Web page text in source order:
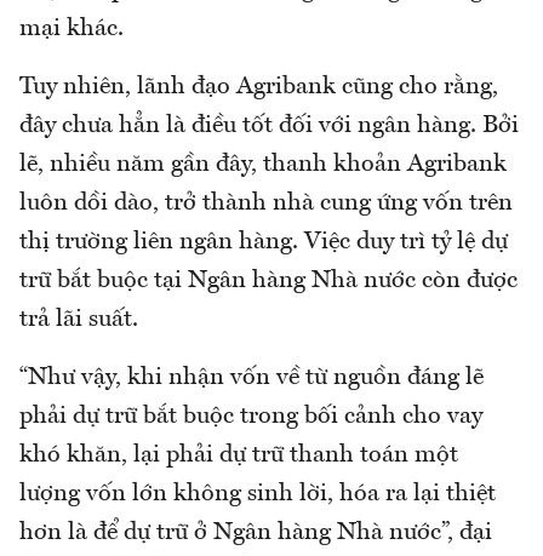
mại khác.
Tuy nhiên, lãnh đạo Agribank cũng cho rằng,
đây chưa hẳn là điều tốt đối với ngân hàng. Bởi
lẽ, nhiều năm gần đây, thanh khoản Agribank
luôn dồi dào, trở thành nhà cung ứng vốn trên
thị trường liên ngân hàng. Việc duy trì tỷ lệ dự
trữ bắt buộc tại Ngân hàng Nhà nước còn được
trả lãi suất.
“Như vậy, khi nhận vốn về từ nguồn đáng lẽ
phải dự trữ bắt buộc trong bối cảnh cho vay
khó khăn, lại phải dự trữ thanh toán một
lượng vốn lớn không sinh lời, hóa ra lại thiệt
hơn là để dự trữ ở Ngân hàng Nhà nước”, đại